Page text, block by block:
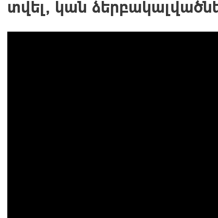
տվել, կան